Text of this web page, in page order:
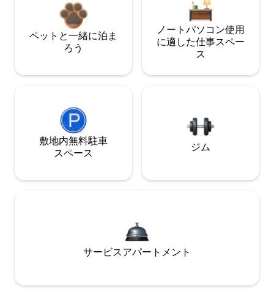
ペットと一緒に泊ま
ろう
ノートパソコン使用
に適した仕事スペー
ス
敷地内無料駐⁠車
ス⁠ペ⁠ー⁠ス
ジム
サービスアパートメント